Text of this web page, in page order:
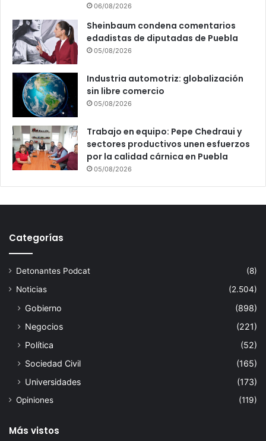
06/08/2026
Sheinbaum condena comentarios
edadistas de diputadas de Puebla
05/08/2026
Industria automotriz: globalización
sin libre comercio
05/08/2026
Trabajo en equipo: Pepe Chedraui y
sectores productivos unen esfuerzos
por la calidad cárnica en Puebla
05/08/2026
Categorías
Detonantes Podcat
(8)
Noticias
(2.504)
Gobierno
(898)
Negocios
(221)
Política
(52)
Sociedad Civil
(165)
Universidades
(173)
Opiniones (119)
Más vistos